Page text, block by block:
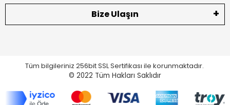
Bize Ulaşın
Tüm bilgileriniz 256bit SSL Sertifikası ile korunmaktadır.
© 2022 Tüm Hakları Saklıdır